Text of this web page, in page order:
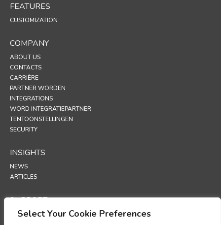
Select Your Cookie Preferences
FEATURES
CUSTOMIZATION
COMPANY
ABOUT US
CONTACTS
CARRIÈRE
PARTNER WORDEN
INTEGRATIONS
WORD INTEGRATIEPARTNER
TENTOONSTELLINGEN
SECURITY
INSIGHTS
NEWS
ARTICLES
SUPPORT
TECHNICAL PORTAL